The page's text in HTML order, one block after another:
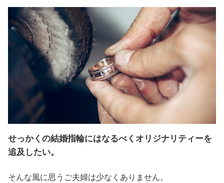
せっかくの結婚指輪にはなるべくオリジナリティーを
追及したい。
そんな風に思うご夫婦は少なくありません。